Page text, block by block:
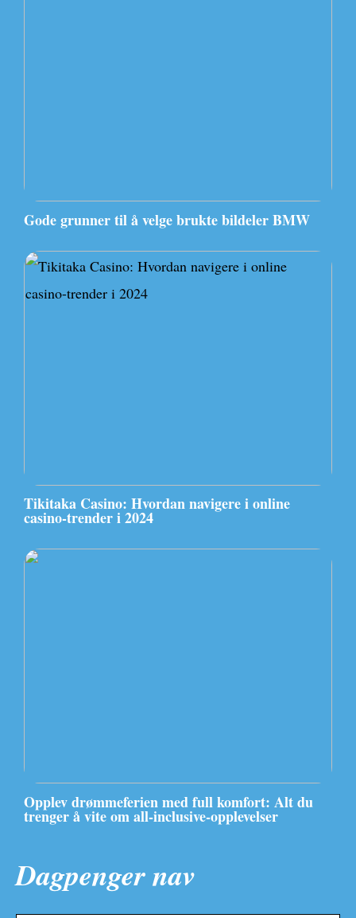
Gode grunner til å velge brukte bildeler BMW
Tikitaka Casino: Hvordan navigere i online
casino-trender i 2024
Opplev drømmeferien med full komfort: Alt du
trenger å vite om all-inclusive-opplevelser
Dagpenger nav